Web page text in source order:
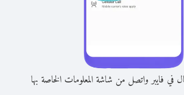
فايبر واتصل من شاشة المعلومات الخاصة بها